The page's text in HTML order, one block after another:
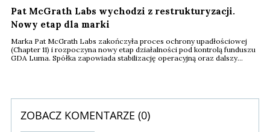
Pat McGrath Labs wychodzi z restrukturyzacji.
Nowy etap dla marki
Marka Pat McGrath Labs zakończyła proces ochrony upadłościowej
(Chapter 11) i rozpoczyna nowy etap działalności pod kontrolą funduszu
GDA Luma. Spółka zapowiada stabilizację operacyjną oraz dalszy
ZOBACZ KOMENTARZE (0)